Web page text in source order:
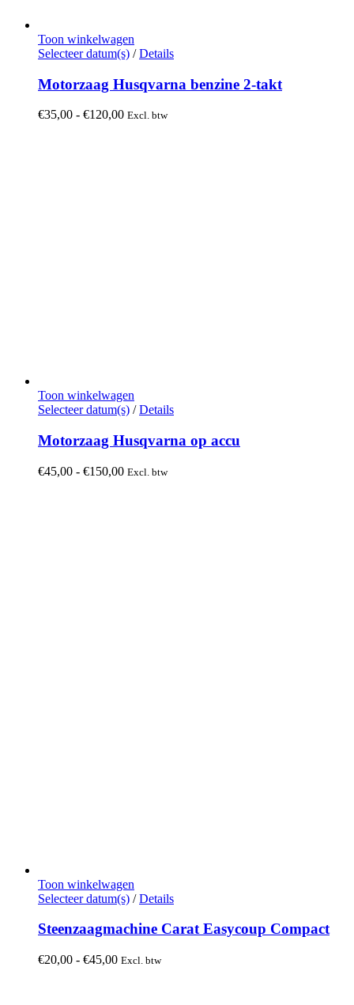
Toon winkelwagen
Selecteer datum(s) Dit
heeft
meerdere
variaties.
/ Details
Motorzaag Husqvarna benzine 2-takt
€35,00 - €120,00Prijsklasse:
Excl. btw
Toon winkelwagen
Selecteer datum(s) Dit
heeft
meerdere
variaties.
Deze
/ Details
Motorzaag Husqvarna op accu
€45,00 - €150,00Prijsklasse:
Excl. btw
Toon winkelwagen
Selecteer datum(s) Dit
heeft
variaties.
/ Details
Steenzaagmachine Carat Easycoup Compact
€20,00 - €45,00Prijsklasse:
Excl. btw